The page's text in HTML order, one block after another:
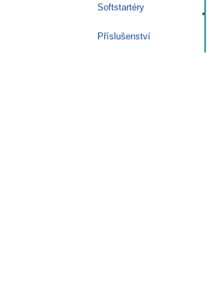
Softstartéry
Příslušenství